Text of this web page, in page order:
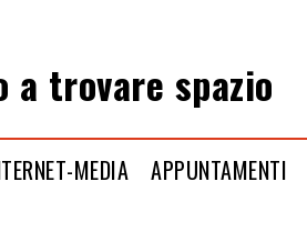
trovare spazio
MEDIA APPUNTAMENTI